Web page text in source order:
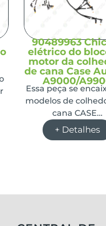
90489963
elétrico do
motor da
de cana Case
A9000/
Essa peça se
modelos de
cana CASE…
+ Detalhes